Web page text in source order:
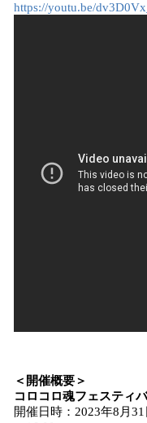
https://youtu.be/
＜開催概要＞
コロコロ魂フェスティ
開催日時：2023年8月